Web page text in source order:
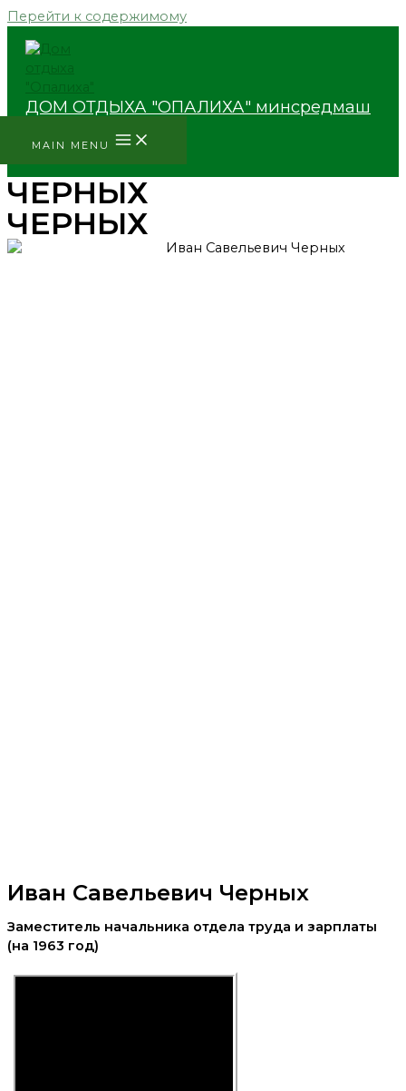
Перейти к содержимому
ДОМ ОТДЫХА "ОПАЛИХА" минсредмаш
MAIN MENU
ЧЕРНЫХ
ЧЕРНЫХ
Иван Савельевич Черных
Заместитель начальника отдела труда и зарплаты
(на 1963 год)